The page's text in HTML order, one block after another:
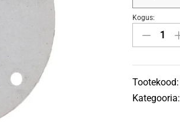
Tihend
ketta
5-
auguga
UNIA
Kogus:
Tootekood:
Kategooria: